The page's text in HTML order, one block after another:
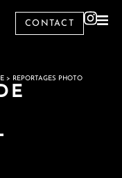
CONTACT
> REPORTAGES PHOTO